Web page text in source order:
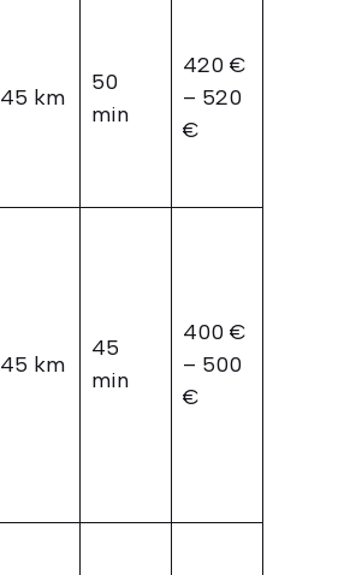
45 km
50
min
420 €
– 520
€
45 km
45
min
400 €
– 500
€